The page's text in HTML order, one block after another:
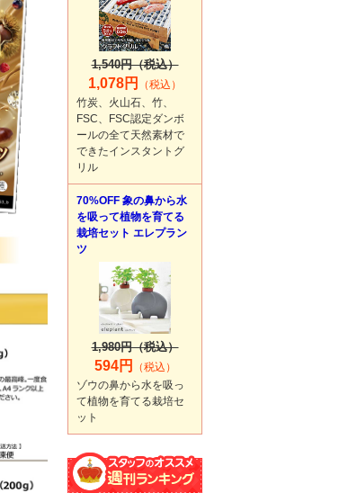
1,540円（税込）
1,078円
（税込）
竹炭、火山石、竹、
FSC、FSC認定ダンボ
ールの全て天然素材で
できたインスタントグ
リル
70%OFF 象の鼻から水
を吸って植物を育てる
栽培セット エレプラン
ツ
1,980円（税込）
594円
（税込）
ゾウの鼻から水を吸っ
て植物を育てる栽培セ
ット